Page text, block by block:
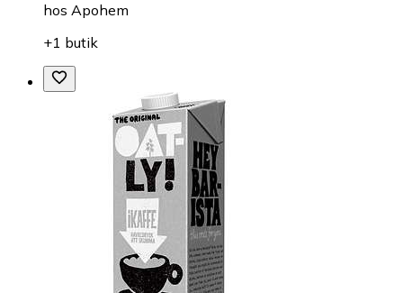
hos Apohem
+1 butik